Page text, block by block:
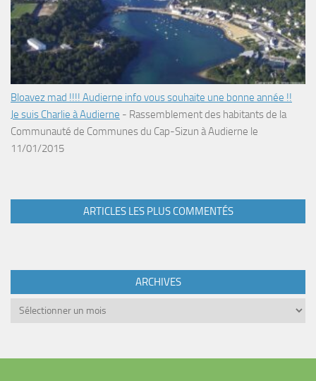
Bloavez mad !!!! Audierne info vous souhaite une bonne année !!
Je suis Charlie à Audierne - Rassemblement des habitants de la
Communauté de Communes du Cap-Sizun à Audierne le
11/01/2015
ARTICLES LES PLUS COMMENTÉS
ARCHIVES
Archives